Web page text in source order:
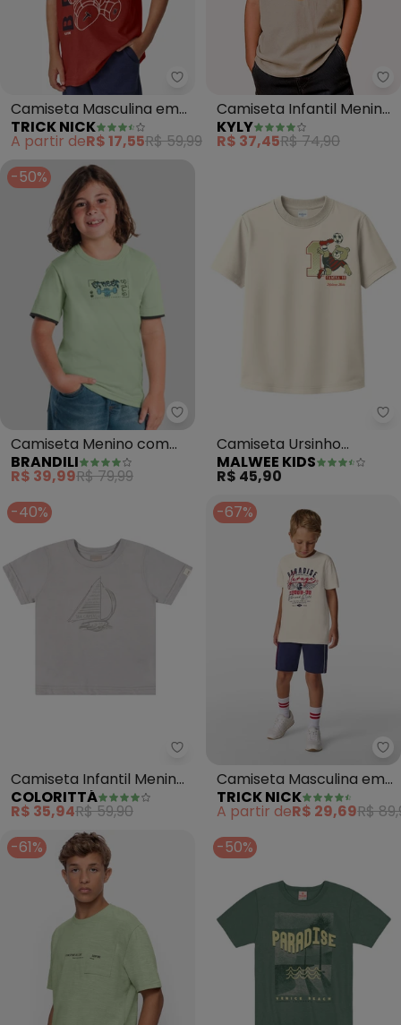
Trick Nick - Camiseta
Camiseta Masculina em
Cotton Leve (Laranja)
TRICK NICK
A partir deR$ 17,55R$ 59,99
Camiseta Infantil Menino
Estampa (Bege)
KYLY
R$ 37,45R$ 74,90
-50%
Brandili - Camiseta Menino
Camiseta Menino com
Aplique de Skate (Verde)
BRANDILI
R$ 39,99R$ 79,99
Camiseta Ursinho
Jogador (Off White)
MALWEE KIDS
R$ 45,90
-40%
Colorittá - Camiseta Infantil
Camiseta Infantil Menino
Veleiro (Cinza)
COLORITTÁ
R$ 35,94R$ 59,90
-67%
Camiseta Masculina em
Meia Malha (Bege)
TRICK NICK
A partir deR$ 29,69R$
-61%
-50%